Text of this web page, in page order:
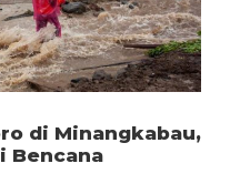
di Minangkabau,
Bencana